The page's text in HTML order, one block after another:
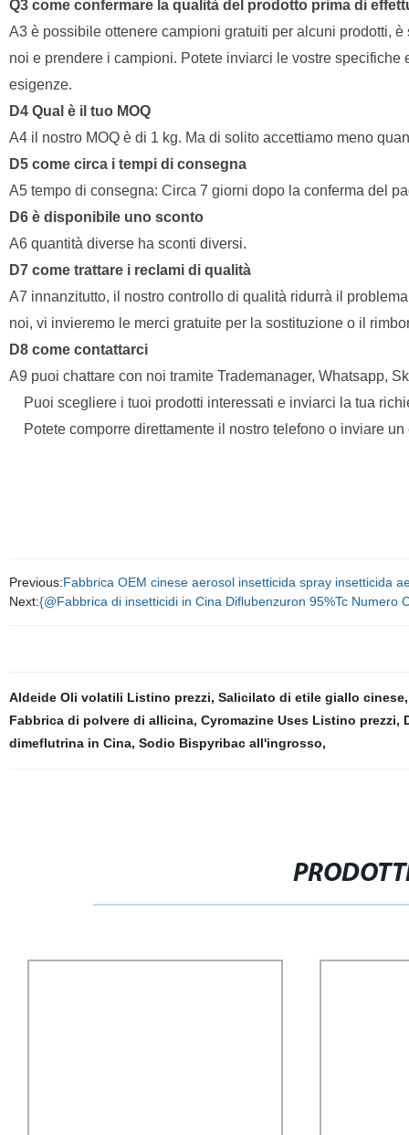
Q3 come confermare la qualità del prodotto prima di
A3 è possibile ottenere campioni gratuiti per alcuni prodotti,
noi e prendere i campioni. Potete inviarci le vostre
esigenze.
D4 Qual è il tuo MOQ
A4 il nostro MOQ è di 1 kg. Ma di solito accettiamo meno
D5 come circa i tempi di consegna
A5 tempo di consegna: Circa 7 giorni dopo la conferma del
D6 è disponibile uno sconto
A6 quantità diverse ha sconti diversi.
D7 come trattare i reclami di qualità
A7 innanzitutto, il nostro controllo di qualità ridurrà il
noi, vi invieremo le merci gratuite per la sostituzione o il
D8 come contattarci
A9 puoi chattare con noi tramite Trademanager, Whatsapp,
Puoi scegliere i tuoi prodotti interessati e inviarci la tua
Potete comporre direttamente il nostro telefono o inviare
Previous:Fabbrica OEM cinese aerosol insetticida spray insetticida
Next:{@Fabbrica di insetticidi in Cina Diflubenzuron 95%Tc Numero
Aldeide Oli volatili Listino prezzi, Salicilato di etile giallo cinese
Fabbrica di polvere di allicina, Cyromazine Uses Listino prezzi,
dimeflutrina in Cina, Sodio Bispyribac all'ingrosso,